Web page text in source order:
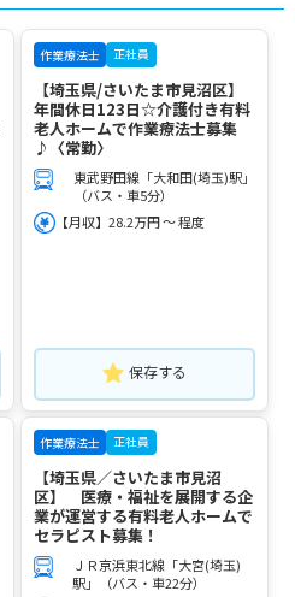
作業療法士 正社員
【埼玉県/さいたま市見沼区】
年間休日123日☆介護付き有料
老人ホームで作業療法士募集
♪〈常勤〉
東武野田線「大和田(埼玉)駅」
（バス・車5分）
【月収】28.2万円 ～ 程度
保存する
作業療法士 正社員
【埼玉県／さいたま市見沼
区】 医療・福祉を展開する企
業が運営する有料老人ホームで
セラピスト募集！
ＪＲ京浜東北線「大宮(埼玉)
駅」（バス・車22分）